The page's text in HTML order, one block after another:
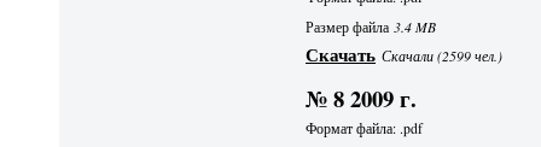
Размер файла 3.4 MB
Скачать Скачали (2599 чел.)
№ 8 2009 г.
Формат файла: .pdf